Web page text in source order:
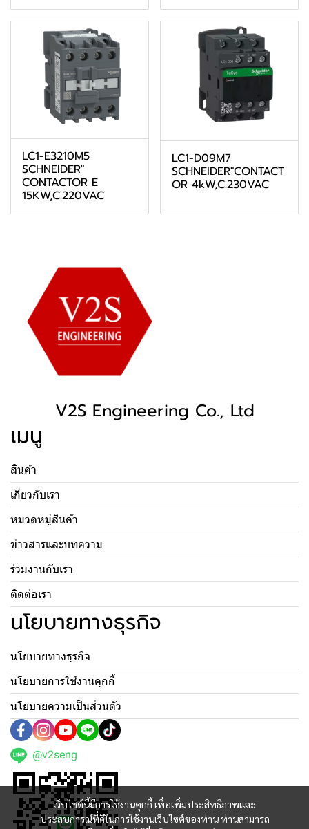
LC1-E3210M5
SCHNEIDER"
CONTACTOR E
15KW,C.220VAC
LC1-D09M7
SCHNEIDER"CONTACT
OR 4kW,C.230VAC
เว็บไซต์นี้มีการใช้งานคุกกี้ เพื่อเพิ่มประสิทธิภาพและ
ประสบการณ์ที่ดีในการใช้งานเว็บไซต์ของท่าน ท่านสามารถ
V2S Engineering Co., Ltd
เมนู
สินค้า
เกี่ยวกับเรา
หมวดหมู่สินค้า
ข่าวสารและบทความ
ร่วมงานกับเรา
ติดต่อเรา
นโยบายทางธุรกิจ
นโยบายทางธุรกิจ
นโยบายการใช้งานคุกกี้
นโยบายความเป็นส่วนตัว
@v2seng